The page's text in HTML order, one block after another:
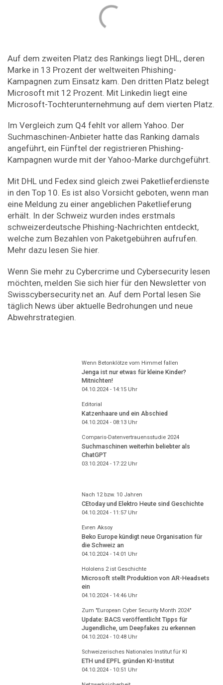
Auf dem zweiten Platz des Rankings liegt DHL, deren
Marke in 13 Prozent der weltweiten Phishing-
Kampagnen zum Einsatz kam. Den dritten Platz belegt
Microsoft mit 12 Prozent. Mit Linkedin liegt eine
Microsoft-Tochterunternehmung auf dem vierten Platz.
Im Vergleich zum Q4 fehlt vor allem Yahoo. Der
Suchmaschinen-Anbieter hatte das Ranking damals
angeführt, ein Fünftel der registrieren Phishing-
Kampagnen wurde mit der Yahoo-Marke durchgeführt.
Mit DHL und Fedex sind gleich zwei Paketlieferdienste
in den Top 10. Es ist also Vorsicht geboten, wenn man
eine Meldung zu einer angeblichen Paketlieferung
erhält. In der Schweiz wurden indes erstmals
schweizerdeutsche Phishing-Nachrichten entdeckt,
welche zum Bezahlen von Paketgebühren aufrufen.
Mehr dazu lesen Sie hier.
Wenn Sie mehr zu Cybercrime und Cybersecurity lesen
möchten, melden Sie sich hier für den Newsletter von
Swisscybersecurity.net an. Auf dem Portal lesen Sie
täglich News über aktuelle Bedrohungen und neue
Abwehrstrategien.
Wenn Betonklötze vom Himmel fallen
Jenga ist nur etwas für kleine Kinder?
Mitnichten!
04.10.2024 - 14:15Uhr
Editorial
Katzenhaare und ein Abschied
04.10.2024 - 08:13Uhr
Comparis-Datenvertrauensstudie 2024
Suchmaschinen weiterhin beliebter als
ChatGPT
03.10.2024 - 17:22Uhr
Nach 12 bzw. 10 Jahren
CEtoday und Elektro Heute sind Geschichte
04.10.2024 - 11:57Uhr
Evren Aksoy
Beko Europe kündigt neue Organisation für
die Schweiz an
04.10.2024 - 14:01 Uhr
Hololens 2 ist Geschichte
Microsoft stellt Produktion von AR-Headsets
ein
04.10.2024 - 14:46Uhr
Zum "European Cyber Security Month 2024"
Update: BACS veröffentlicht Tipps für
Jugendliche, um Deepfakes zu erkennen
04.10.2024 - 10:48Uhr
Schweizerisches Nationales Institut für KI
ETH und EPFL gründen KI-Institut
04.10.2024 - 10:51 Uhr